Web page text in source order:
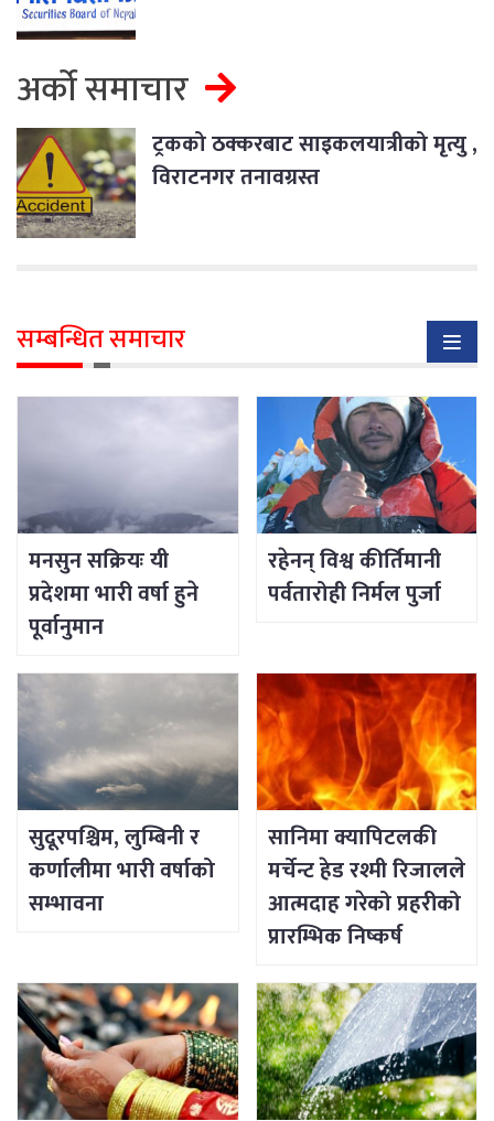
अर्को समाचार
ट्रकको ठक्करबाट साइकलयात्रीको मृत्यु ,
विराटनगर तनावग्रस्त
सम्बन्धित समाचार
मनसुन सक्रियः यी
प्रदेशमा भारी वर्षा हुने
पूर्वानुमान
रहेनन् विश्व कीर्तिमानी
पर्वतारोही निर्मल पुर्जा
सुदूरपश्चिम, लुम्बिनी र
कर्णालीमा भारी वर्षाको
सम्भावना
सानिमा क्यापिटलकी
मर्चेन्ट हेड रश्मी रिजालले
आत्मदाह गरेको प्रहरीको
प्रारम्भिक निष्कर्ष